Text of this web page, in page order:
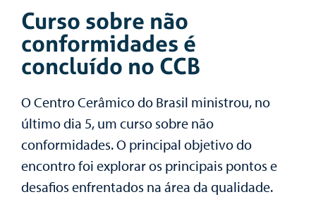
Curso sobre não
conformidades é
concluído no CCB
O Centro Cerâmico do Brasil ministrou, no
último dia 5, um curso sobre não
conformidades. O principal objetivo do
encontro foi explorar os principais pontos e
desafios enfrentados na área da qualidade.